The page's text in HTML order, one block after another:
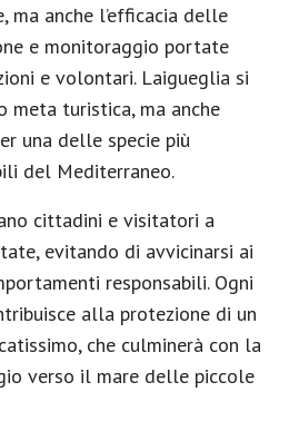
anche l’efficacia delle
e monitoraggio portate
e volontari. Laigueglia si
meta turistica, ma anche
una delle specie più
del Mediterraneo.
cittadini e visitatori a
evitando di avvicinarsi ai
responsabili. Ogni
alla protezione di un
che culminerà con la
verso il mare delle piccole